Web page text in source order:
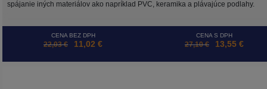
spájanie iných materiálov ako napríklad PVC, keramika a plávajúce podlahy.
CENA BEZ DPH
22,03 € 11,02 €
CENA S DPH
27,10 € 13,55 €